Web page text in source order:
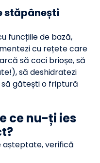
stăpânești
funcțiile de bază,
cu rețete care
să coci brioșe, să
să deshidratezi
gătești o friptură
ce nu-ți ies
așteptate, verifică